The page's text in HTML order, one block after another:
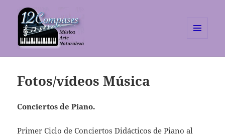
WIDGETS
Fotos/vídeos Música
Conciertos de Piano.
Primer Ciclo de Conciertos Didácticos de Piano al